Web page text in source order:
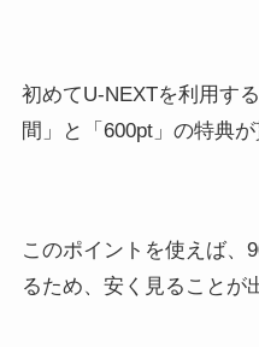
初めてU-NEXTを利用す
間」と「600pt」の特典が
このポイントを使えば、
るため、安く見ることが